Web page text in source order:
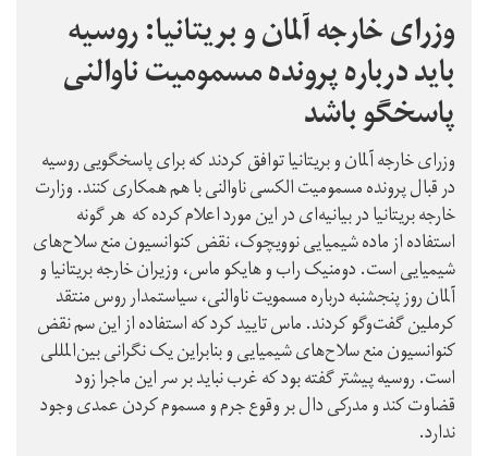
وزرای خارجه آلمان و بریتانیا: روسیه
باید درباره پرونده مسمومیت ناوالنی
پاسخگو باشد
وزرای خارجه آلمان و بریتانیا توافق کردند که برای پاسخگویی روسیه
در قبال پرونده مسمومیت الکسی ناوالنی با هم همکاری کنند. وزارت
خارجه بریتانیا در بیانیه‌ای در این مورد اعلام کرده که هر گونه
استفاده از ماده شیمیایی نوویچوک، نقض کنوانسیون منع سلاح‌های
شیمیایی است. دومنیک راب و هایکو ماس، وزیران خارجه بریتانیا و
آلمان روز پنجشنبه درباره مسمویت ناوالنی، سیاستمدار روس منتقد
کرملین گفت‌وگو کردند. ماس تایید کرد که استفاده از این سم نقض
کنوانسیون منع سلاح‌های شیمیایی و بنابراین یک نگرانی بین‌المللی
است. روسیه پیشتر گفته بود که غرب نباید بر سر این ماجرا زود
قضاوت کند و مدرکی دال بر وقوع جرم و مسموم کردن عمدی وجود
ندارد.